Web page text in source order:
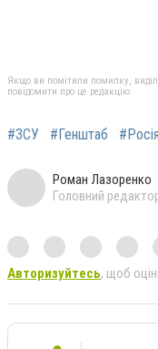
Якщо ви помітили помилку,
повідомити про це редакцію
#ЗСУ #Генштаб #Росія
Роман Лазоренко
Головний
Авторизуйтесь, щоб